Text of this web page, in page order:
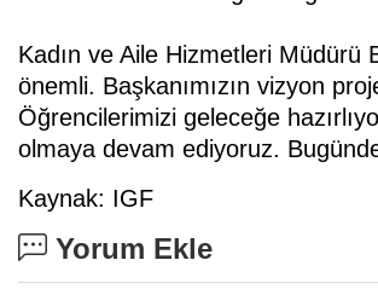
Kadın ve Aile Hizmetleri Müdürü
önemli. Başkanımızın vizyon
Öğrencilerimizi geleceğe
olmaya devam ediyoruz.
Kaynak: IGF
Yorum Ekle